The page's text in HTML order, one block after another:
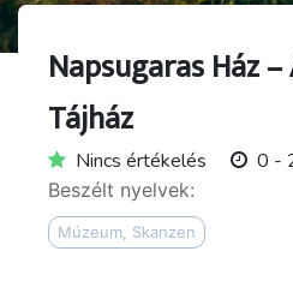
Napsugaras Ház
Tájház
Nincs értékelés 0 -
Beszélt nyelvek:
Múzeum, Skanzen